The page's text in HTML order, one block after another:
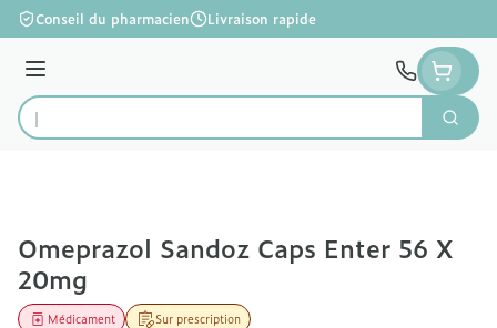
Aller au contenu
Conseil du pharmacien Livraison rapide
Menu
Rechercher
Omeprazol Sandoz Caps Enter 56 X
20mg
Sur prescription
Médicament